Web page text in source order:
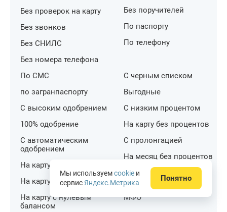
Без проверок на карту
Без звонков
Без СНИЛС
Без номера телефона
Без поручителей
По паспорту
По телефону
По СМС
по загранпаспорту
С высоким одобрением
100% одобрение
С автоматическим
одобрением
На карту без отказа
На карту с плохой КИ
На карту с нулевым
балансом
С черным списком
Выгодные
С низким процентом
На карту без процентов
С пролонгацией
На месяц без процентов
Для улучшения КИ
Заявка на займ во все
МФО
Мы используемcookie и
сервис Яндекс.Метрика Понятно